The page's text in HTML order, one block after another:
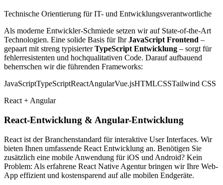
Technische Orientierung für IT- und Entwicklungsverantwortliche
Als moderne Entwickler-Schmiede setzen wir auf State-of-the-Art
Technologien. Eine solide Basis für IhrJavaScript Frontend –
gepaart mit streng typisierter TypeScript Entwicklung – sorgt für
fehlerresistenten und hochqualitativen Code. Darauf aufbauend
beherrschen wir die führenden Frameworks:
JavaScriptTypeScriptReactAngularVue.jsHTMLCSSTailwind CSS
React + Angular
React-Entwicklung & Angular-Entwicklung
React ist der Branchenstandard für interaktive User Interfaces. Wir
bieten Ihnen umfassende React Entwicklung an. Benötigen Sie
zusätzlich eine mobile Anwendung für iOS und Android? Kein
Problem: Als erfahrene React Native Agentur bringen wir Ihre Web-
App effizient und kostensparend auf alle mobilen Endgeräte.